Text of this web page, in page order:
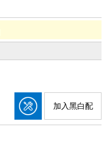
加入黑白配